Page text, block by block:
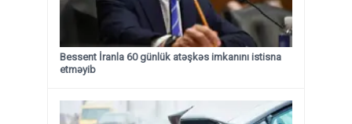
Bessent İranla 60 günlük atəşkəs imkanını istisna
etməyib